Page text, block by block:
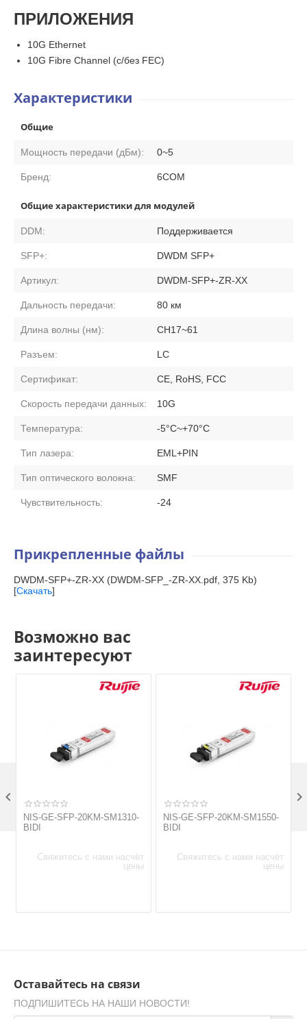
ПРИЛОЖЕНИЯ
10G Ethernet
10G Fibre Channel (с/без FEC)
Характеристики
Общие
Мощность передачи (дБм): 0~5
Бренд: 6COM
Общие характеристики для модулей
DDM: Поддерживается
SFP+: DWDM SFP+
Артикул: DWDM-SFP+-ZR-XX
Дальность передачи: 80 км
Длина волны (нм): CH17~61
Разъем: LC
Сертификат: CE, RoHS, FCC
Скорость передачи данных: 10G
Температура: -5°C~+70°C
Тип лазера: EML+PIN
Тип оптического волокна: SMF
Чувствительность: -24
Прикрепленные файлы
DWDM-SFP+-ZR-XX (DWDM-SFP_-ZR-XX.pdf, 375 Kb)
[Скачать]
Возможно вас
заинтересуют
NIS-GE-SFP-20KM-SM1310-
BIDI
Свяжитесь с нами насчёт
цены
NIS-GE-SFP-20KM-SM1550-
BIDI
Свяжитесь с нами насчёт
цены
 
Оставайтесь на связи
ПОДПИШИТЕСЬ НА НАШИ НОВОСТИ!